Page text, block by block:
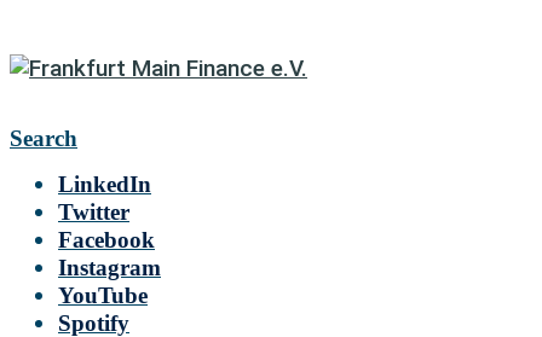
Search
LinkedIn
Twitter
Facebook
Instagram
YouTube
Spotify